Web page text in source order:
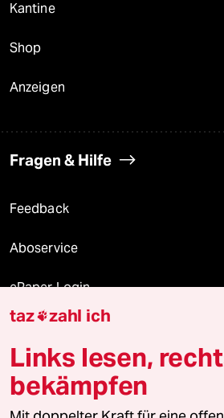
Kantine
Shop
Anzeigen
Fragen & Hilfe
Feedback
Aboservice
ePaper Login
Downloads für Abonnierende
© 2026 taz Verlags und Vertriebs
Alle Rechte vorbehalten. Bei rechtlichen
taz zahl ich
Links lesen,
bekämpfen